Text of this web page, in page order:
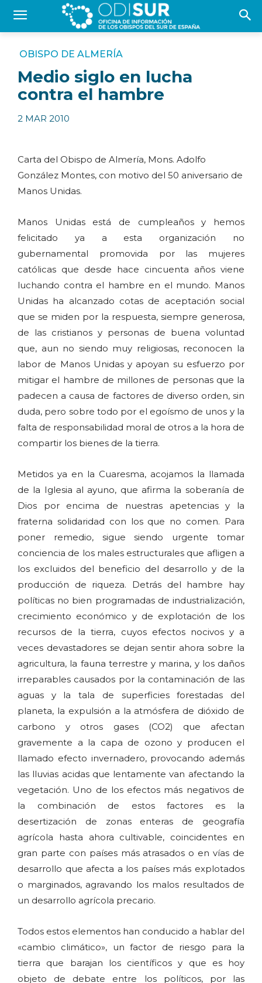
OBISPO DE ALMERÍA
Medio siglo en lucha
contra el hambre
2 MAR 2010
Carta del Obispo de Almería, Mons. Adolfo
González Montes, con motivo del 50 aniversario de
Manos Unidas.
Manos Unidas está de cumpleaños y hemos
felicitado ya a esta organización no
gubernamental promovida por las mujeres
católicas que desde hace cincuenta años viene
luchando contra el hambre en el mundo. Manos
Unidas ha alcanzado cotas de aceptación social
que se miden por la respuesta, siempre generosa,
de las cristianos y personas de buena voluntad
que, aun no siendo muy religiosas, reconocen la
labor de Manos Unidas y apoyan su esfuerzo por
mitigar el hambre de millones de personas que la
padecen a causa de factores de diverso orden, sin
duda, pero sobre todo por el egoísmo de unos y la
falta de responsabilidad moral de otros a la hora de
compartir los bienes de la tierra.
Metidos ya en la Cuaresma, acojamos la llamada
de la Iglesia al ayuno, que afirma la soberanía de
Dios por encima de nuestras apetencias y la
fraterna solidaridad con los que no comen. Para
poner remedio, sigue siendo urgente tomar
conciencia de los males estructurales que afligen a
los excluidos del beneficio del desarrollo y de la
producción de riqueza. Detrás del hambre hay
políticas no bien programadas de industrialización,
crecimiento económico y de explotación de los
recursos de la tierra, cuyos efectos nocivos y a
veces devastadores se dejan sentir ahora sobre la
agricultura, la fauna terrestre y marina, y los daños
irreparables causados por la contaminación de las
aguas y la tala de superficies forestadas del
planeta, la expulsión a la atmósfera de dióxido de
carbono y otros gases (CO2) que afectan
gravemente a la capa de ozono y producen el
llamado efecto invernadero, provocando además
las lluvias acidas que lentamente van afectando la
vegetación. Uno de los efectos más negativos de
la combinación de estos factores es la
desertización de zonas enteras de geografía
agrícola hasta ahora cultivable, coincidentes en
gran parte con países más atrasados o en vías de
desarrollo que afecta a los países más explotados
o marginados, agravando los malos resultados de
un desarrollo agrícola precario.
Todos estos elementos han conducido a hablar del
«cambio climático», un factor de riesgo para la
tierra que barajan los científicos y que es hoy
objeto de debate entre los políticos, por las